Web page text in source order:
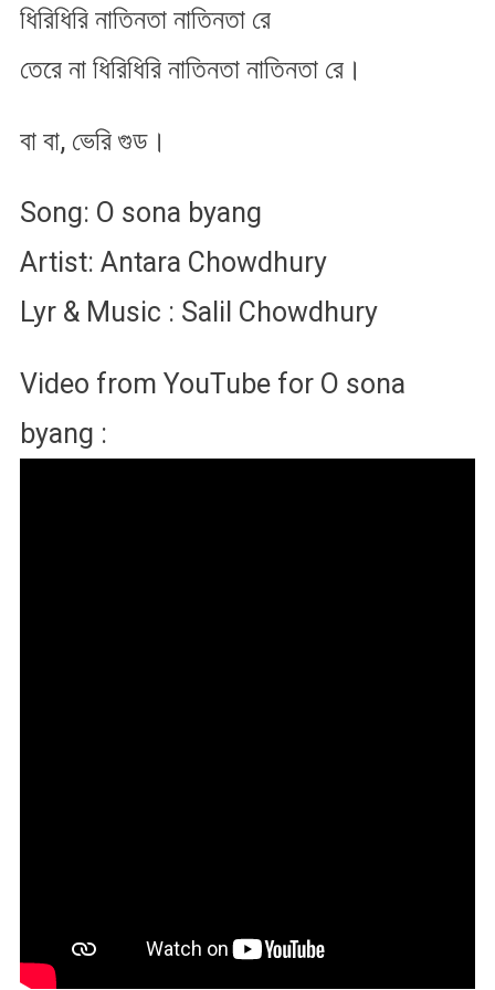
ধিরিধিরি নাতিনতা নাতিনতা রে
তেরে না ধিরিধিরি নাতিনতা নাতিনতা রে।
বা বা, ভেরি গুড।
Song: O sona byang
Artist: Antara Chowdhury
Lyr & Music : Salil Chowdhury
Video from YouTube for O sona
byang :